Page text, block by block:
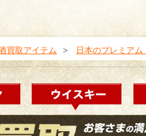
買取アイテム 日本のプレミアム